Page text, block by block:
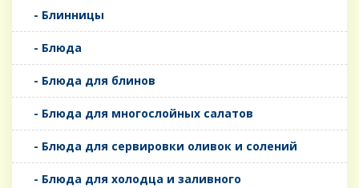
- Блинницы
- Блюда
- Блюда для блинов
- Блюда для многослойных салатов
- Блюда для сервировки оливок и солений
- Блюда для холодца и заливного